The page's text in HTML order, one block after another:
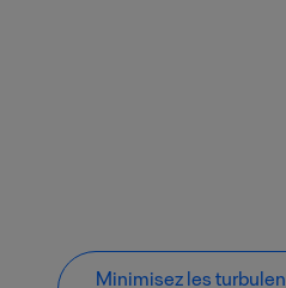
Minimisez les